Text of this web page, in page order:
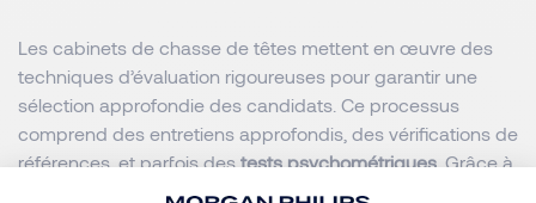
Les cabinets de chasse de têtes mettent en œuvre des
techniques d’évaluation rigoureuses pour garantir une
sélection approfondie des candidats. Ce processus
comprend des entretiens approfondis, des vérifications de
références, et parfois destests psychométriques. Grâce à
cette approche complète, les cabinets de recrutement de